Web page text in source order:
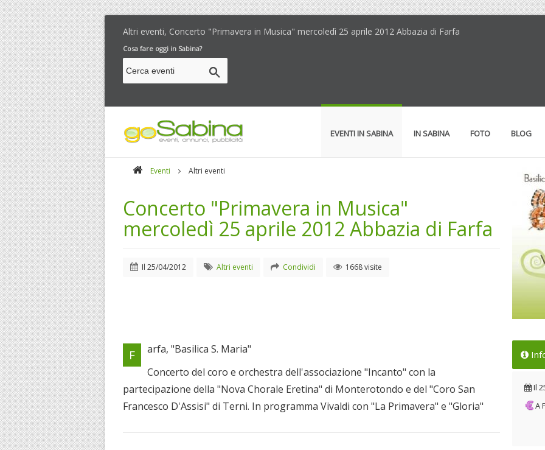
Altri eventi, Concerto "Primavera in Musica" mercoledì 25 aprile 2012 Abbazia di Farfa
Cosa fare oggi in Sabina?
EVENTI IN SABINA IN SABINA FOTO BLOG
Eventi Altri eventi
Concerto "Primavera in Musica"
mercoledì 25 aprile 2012 Abbazia di Farfa
Il 25/04/2012 Altri eventi Condividi 1668 visite
Il
F
arfa, "Basilica S. Maria"
Concerto del coro e orchestra dell'associazione "Incanto" con la
partecipazione della "Nova Chorale Eretina" di Monterotondo e del "Coro San
Francesco D'Assisi" di Terni. In programma Vivaldi con "La Primavera" e "Gloria"
Il
A